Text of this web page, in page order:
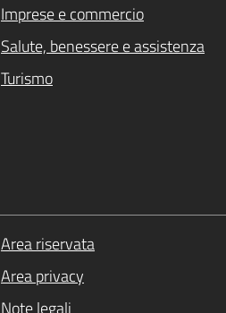
Imprese e commercio
Salute, benessere e assistenza
Turismo
Area riservata
Area privacy